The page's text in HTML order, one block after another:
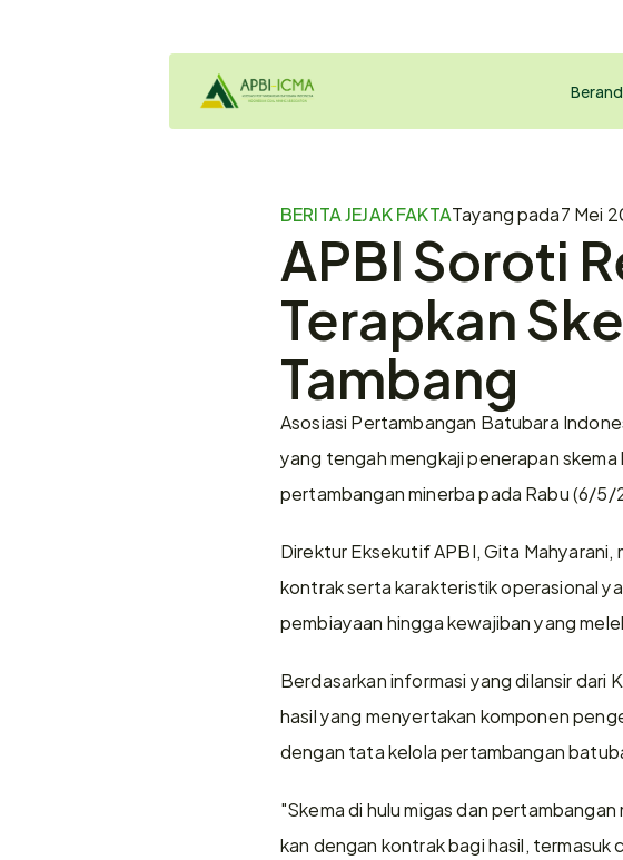
BERITA JEJAK FAKTATayang pada7 Mei
APBI Soroti
Terapkan
Tambang
Asosiasi Pertambangan Batubara
yang tengah mengkaji penerapan
pertambangan minerba pada Rabu (6/
Direktur Eksekutif APBI, Gita
kontrak serta karakteristik operasional
pembiayaan hingga kewajiban yang
Berdasarkan informasi yang dilansir dari
hasil yang menyertakan komponen
dengan tata kelola pertambangan
"Skema di hulu migas dan
kan dengan kontrak bagi hasil,